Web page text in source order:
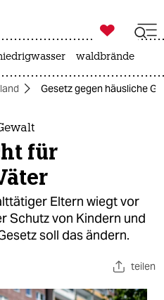
ich

taz zahl ich
waldbrände
Gesetz gegen häusliche
für
Eltern wiegt vor
Schutz von Kindern und
soll das ändern.
teilen